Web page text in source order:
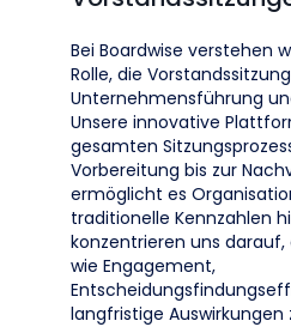
Bei Boardwise verstehen
Rolle, die
Unternehmensführung
Unsere innovative
gesamten
Vorbereitung bis zur
ermöglicht es
traditionelle Kennzahlen
konzentrieren uns
wie Engagement,
langfristige Auswirkungen